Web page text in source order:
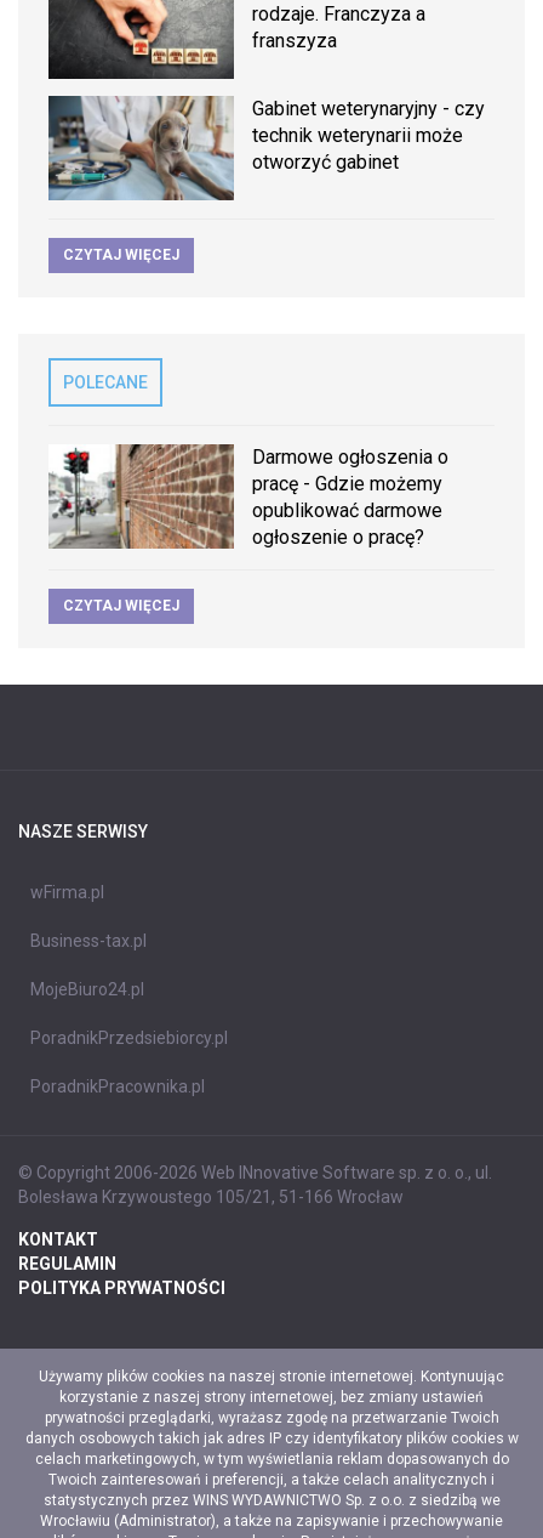
rodzaje. Franczyza a
franszyza
Gabinet weterynaryjny - czy
technik weterynarii może
otworzyć gabinet
CZYTAJ WIĘCEJ
POLECANE
Darmowe ogłoszenia o
pracę - Gdzie możemy
opublikować darmowe
ogłoszenie o pracę?
CZYTAJ WIĘCEJ
NASZE SERWISY
wFirma.pl
Business-tax.pl
MojeBiuro24.pl
PoradnikPrzedsiebiorcy.pl
PoradnikPracownika.pl
© Copyright 2006-2026 Web INnovative Software sp. z o. o., ul.
Bolesława Krzywoustego 105/21, 51-166 Wrocław
KONTAKT
REGULAMIN
POLITYKA PRYWATNOŚCI
Używamy plików cookies na naszej stronie internetowej. Kontynuując
korzystanie z naszej strony internetowej, bez zmiany ustawień
prywatności przeglądarki, wyrażasz zgodę na przetwarzanie Twoich
danych osobowych takich jak adres IP czy identyfikatory plików cookies w
celach marketingowych, w tym wyświetlania reklam dopasowanych do
Twoich zainteresowań i preferencji, a także celach analitycznych i
statystycznych przez WINS WYDAWNICTWO Sp. z o.o. z siedzibą we
Wrocławiu (Administrator), a także na zapisywanie i przechowywanie